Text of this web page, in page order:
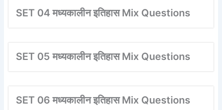
SET 04 मध्यकालीन इतिहास Mix Questions
SET 05 मध्यकालीन इतिहास Mix Questions
SET 06 मध्यकालीन इतिहास Mix Questions